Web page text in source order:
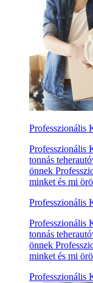
Professzionális
Professzionális
tonnás
önnek
minket és mi
Professzionális
Professzionális
tonnás
önnek
minket és mi
Professzionális